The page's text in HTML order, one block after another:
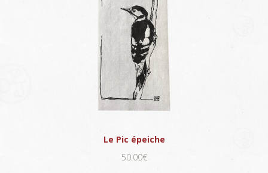
Le Pic épeiche
50.00€